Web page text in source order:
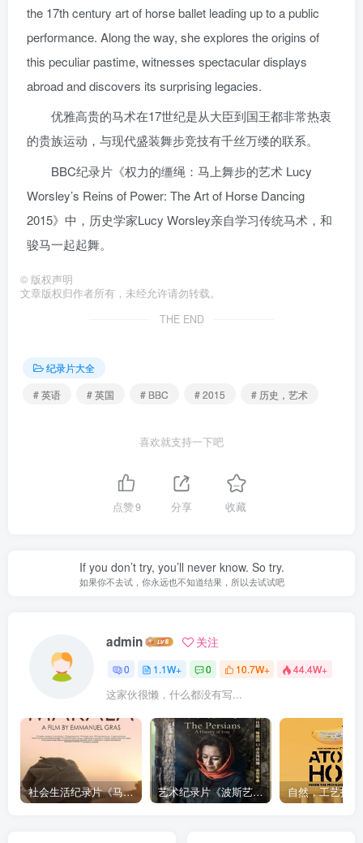
the 17th century art of horse ballet leading up to a public
performance. Along the way, she explores the origins of
this peculiar pastime, witnesses spectacular displays
abroad and discovers its surprising legacies.
优雅高贵的马术在17世纪是从大臣到国王都非常热衷
的贵族运动，与现代盛装舞步竞技有千丝万缕的联系。
BBC纪录片《权力的缰绳：马上舞步的艺术 Lucy
Worsley’s Reins of Power: The Art of Horse Dancing
2015》中，历史学家Lucy Worsley亲自学习传统马术，和
骏马一起起舞。
© 版权声明
文章版权归作者所有，未经允许请勿转载。
THE END
纪录片大全
# 英语
# 英国 # BBC # 2015 # 历史，艺术
喜欢就支持一下吧
点赞9 分享 收藏
If you don’t try, you’ll never know. So try.
如果你不去试，你永远也不知道结果，所以去试试吧
admin 关注
0 1.1W+ 0 10.7W+ 44.4W+
这家伙很懒，什么都没有写...
社会生活纪录片《马加拉 Makala》下载 艺术纪录片《波斯艺术 Art of Persia》下载